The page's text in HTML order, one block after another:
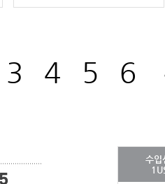
3 4 5 6
수입